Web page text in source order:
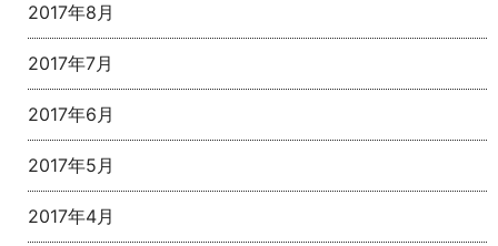
2017年8月
2017年7月
2017年6月
2017年5月
2017年4月